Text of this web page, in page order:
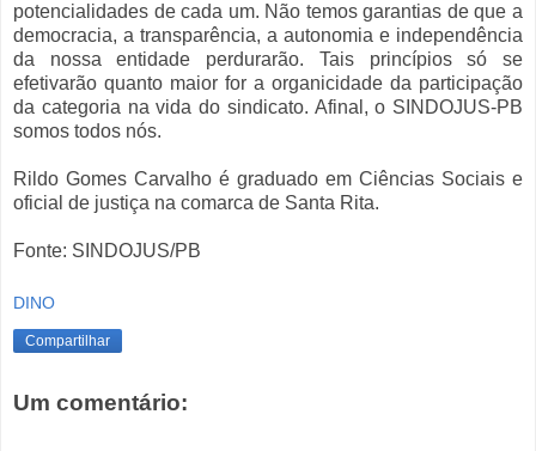
potencialidades de cada um. Não temos garantias de que a
democracia, a transparência, a autonomia e independência
da nossa entidade perdurarão. Tais princípios só se
efetivarão quanto maior for a organicidade da participação
da categoria na vida do sindicato. Afinal, o SINDOJUS-PB
somos todos nós.
Rildo Gomes Carvalho é graduado em Ciências Sociais e
oficial de justiça na comarca de Santa Rita.
Fonte: SINDOJUS/PB
DINO
Compartilhar
Um comentário: